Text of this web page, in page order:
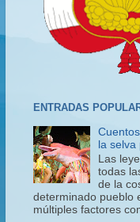
ENTRADAS
la selva
Las
todas
de la
determinado pueblo
múltiples factores